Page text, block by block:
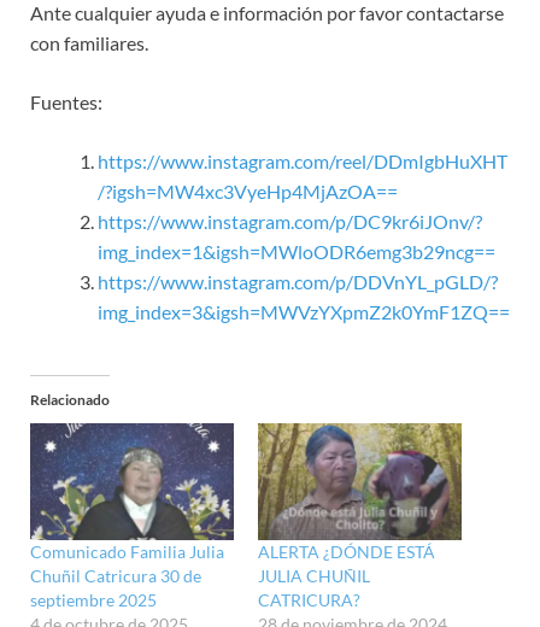
Ante cualquier ayuda e información por favor contactarse
con familiares.
Fuentes:
https://www.instagram.com/reel/DDmIgbHuXHT
/?igsh=MW4xc3VyeHp4MjAzOA==
https://www.instagram.com/p/DC9kr6iJOnv/?
img_index=1&igsh=MWloODR6emg3b29ncg==
https://www.instagram.com/p/DDVnYL_pGLD/?
img_index=3&igsh=MWVzYXpmZ2k0YmF1ZQ==
Relacionado
Comunicado Familia Julia
Chuñil Catricura 30 de
septiembre 2025
ALERTA ¿DÓNDE ESTÁ
JULIA CHUÑIL
CATRICURA?